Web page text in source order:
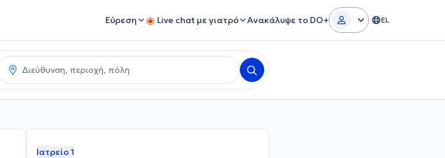
Εύρεση Live chat με γιατρό Ανακάλυψε το DO+ EL
Ιατρείο 1